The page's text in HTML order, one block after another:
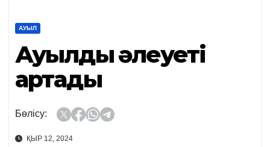
АУЫЛ
Ауылдың әлеуеті
артады
Бөлісу:
ҚЫР 12, 2024